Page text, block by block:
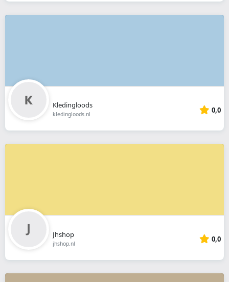
Kledingloods
kledingloods.nl 0,0
Jhshop
jhshop.nl 0,0